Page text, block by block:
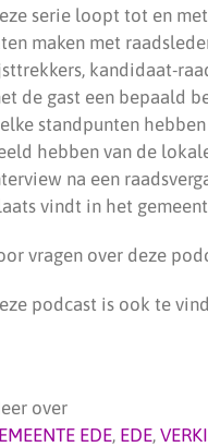
serie loopt tot en
maken met
kandidaat-
de gast een bepaald
standpunten
hebben van de
na een
vindt in het
vragen over deze
podcast is ook te
over
EDE, EDE,